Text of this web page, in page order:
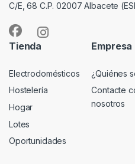
C/E, 68 C.P. 02007 Albacete
Tienda
Electrodomésticos
Hostelería
Hogar
Lotes
Oportunidades
Empresa
¿Quiénes
Contacte
nosotros